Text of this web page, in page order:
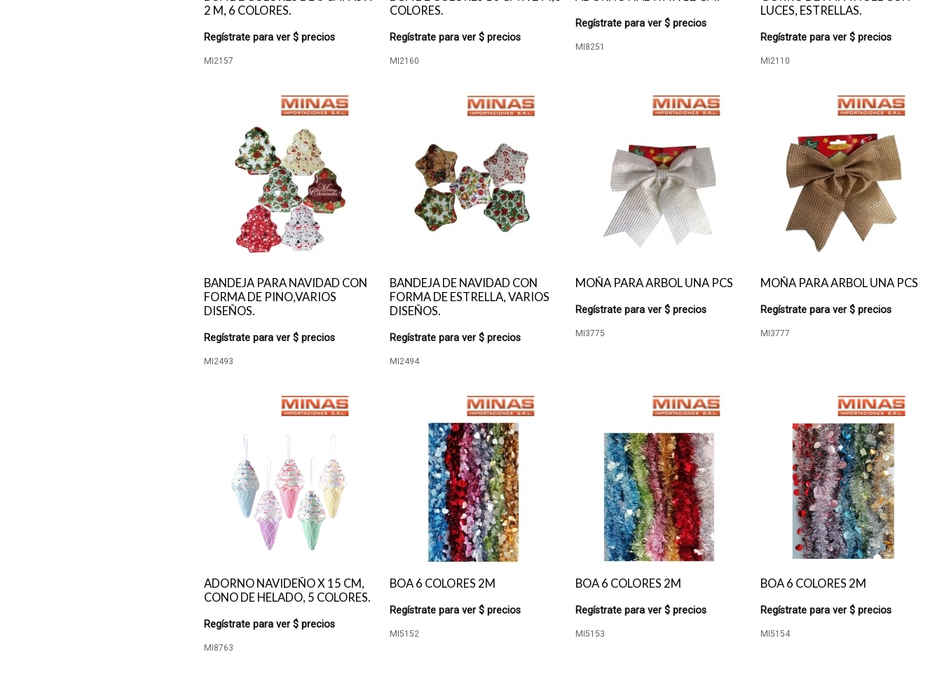
2 M, 6 COLORES.
Regístrate para ver $ precios
MI2157
COLORES.
Regístrate para ver $ precios
MI2160
Regístrate para ver $ precios
MI8251
LUCES, ESTRELLAS.
Regístrate para ver $ precios
MI2110
BANDEJA PARA NAVIDAD CON
FORMA DE PINO,VARIOS
DISEÑOS.
Regístrate para ver $ precios
MI2493
BANDEJA DE NAVIDAD CON
FORMA DE ESTRELLA, VARIOS
DISEÑOS.
Regístrate para ver $ precios
MI2494
MOÑA PARA ARBOL UNA PCS
Regístrate para ver $ precios
MI3775
MOÑA PARA ARBOL UNA PCS
Regístrate para ver $ precios
MI3777
ADORNO NAVIDEÑO X 15 CM,
CONO DE HELADO, 5 COLORES.
Regístrate para ver $ precios
MI8763
BOA 6 COLORES 2M
Regístrate para ver $ precios
MI5152
BOA 6 COLORES 2M
Regístrate para ver $ precios
MI5153
BOA 6 COLORES 2M
Regístrate para ver $ precios
MI5154